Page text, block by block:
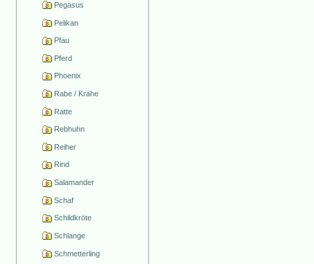
Pegasus
Pelikan
Pfau
Pferd
Phoenix
Rabe / Krähe
Ratte
Rebhuhn
Reiher
Rind
Salamander
Schaf
Schildkröte
Schlange
Schmetterling